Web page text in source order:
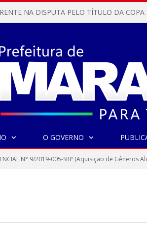
O GOVERNO
N° 9/2019-005-SRP (Aquisição de Gêneros